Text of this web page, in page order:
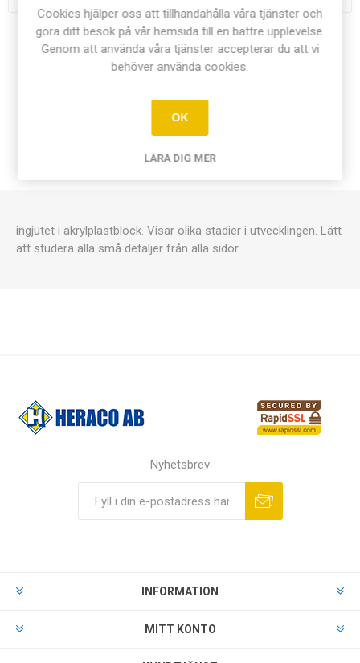
Dela:
ingjutet i akrylplastblock. Visar olika stadier i utvecklingen. Lätt
att studera alla små detaljer från alla sidor.
Nyhetsbrev
INFORMATION
MITT KONTO
Cookies hjälper oss att tillhandahålla våra tjänster och
göra ditt besök på vår hemsida till en bättre upplevelse.
Genom att använda våra tjänster accepterar du att vi
behöver använda cookies.
OK
LÄRA DIG MER